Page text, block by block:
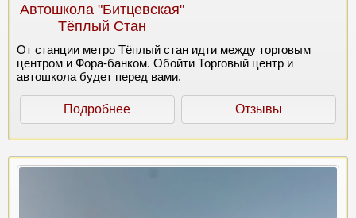
Автошкола "Битцевская"
Тёплый Стан
От станции метро Тёплый стан идти между торговым
центром и Фора-банком. Обойти Торговый центр и
автошкола будет перед вами.
Подробнее Отзывы